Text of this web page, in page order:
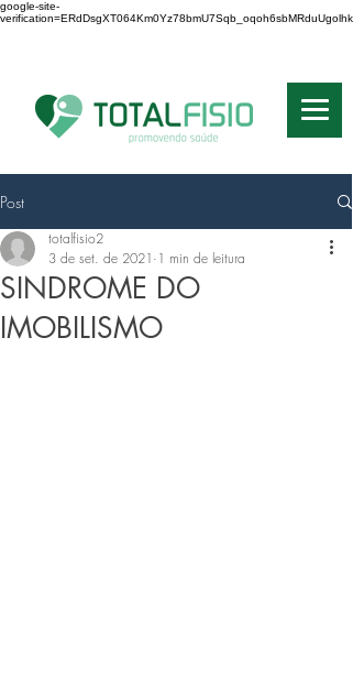
google-site-
verification=ERdDsgXT064Km0Yz78bmU7Sqb_oqoh6sbMRduUgolhk
Post
SINDROME DO
IMOBILISMO
totalfisio2
3 de set. de 2021 1 min de leitura